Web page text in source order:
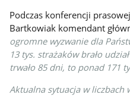
Podczas konferencji
Bartkowiak komendant
ogromne wyzwanie dla
13 tys. strażaków brało
trwało 85 dni, to ponad 171
Aktualna sytuacja w liczbach